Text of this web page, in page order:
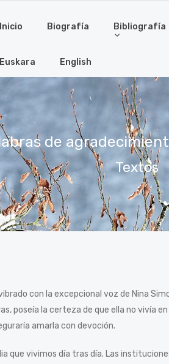
Inicio Biografía Bibliografía
Euskara English
de
Textos
con la excepcional voz de Nina
poseía la certeza de que ella no vivía
amarla con devoción.
que vivimos día tras día. Las